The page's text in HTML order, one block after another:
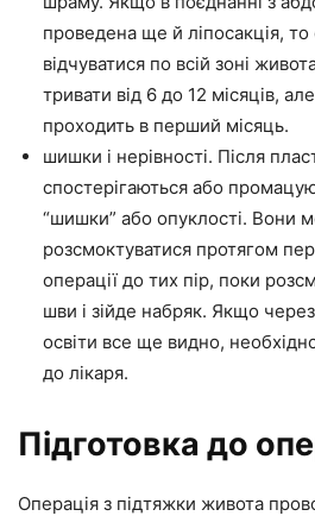
проведена ще й ліпосакція,
відчуватися по всій зоні
тривати від 6 до 12 місяців,
проходить в перший місяць.
шишки і нерівності. Після
спостерігаються або
“шишки” або опуклості. Вони
розсмоктуватися протягом
операції до тих пір, поки
шви і зійде набряк. Якщо
освіти все ще видно,
до лікаря.
Підготовка до
Операція з підтяжки живота